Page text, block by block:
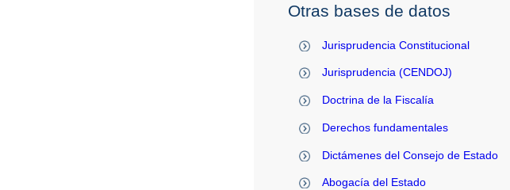
Otras bases de datos
Jurisprudencia Constitucional
Jurisprudencia (CENDOJ)
Doctrina de la Fiscalía
Derechos fundamentales
Dictámenes del Consejo de Estado
Abogacía del Estado